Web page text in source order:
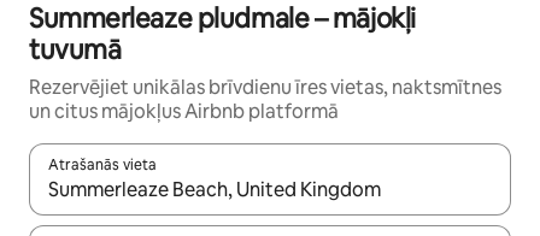
Summerleaze pludmale – mājokļi
tuvumā
Rezervējiet unikālas brīvdienu īres vietas, naktsmītnes
un citus mājokļus Airbnb platformā
Atrašanās vieta
Kad rezultāti kļūs pieejami, izmantojiet bultiņu uz augšu un